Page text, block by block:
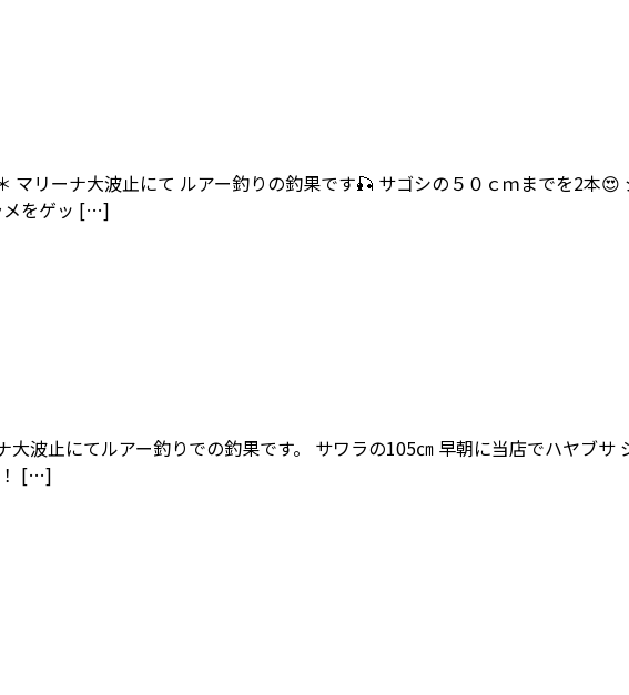
マリーナ大波止にて ルアー釣りの釣果です🎣 サゴシの５０ｃｍまでを2本
メをゲッ […]
大波止にてルアー釣りでの釣果です。 サワラの105㎝ 早朝に当店でハヤブ
！ […]